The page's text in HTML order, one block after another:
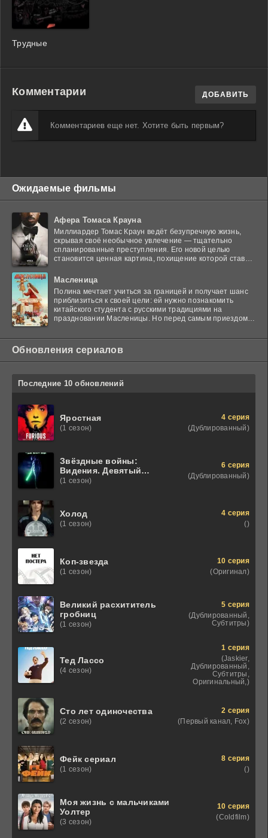
Трудные
Комментарии ДОБАВИТЬ
Комментариев еще нет. Хотите быть первым?
Ожидаемые фильмы
Афера Томаса Крауна
Миллиардер Томас Краун ведёт безупречную жизнь,
скрывая своё необычное увлечение — тщательно
спланированные преступления. Его новой целью
становится ценная картина, похищение которой ставит
Масленица
Полина мечтает учиться за границей и получает шанс
приблизиться к своей цели: ей нужно познакомить
китайского студента с русскими традициями на
праздновании Масленицы. Но перед самым приездом
Обновления сериалов
Последние 10 обновлений
Яростная
(1 сезон)
4 серия
(Дублированный)
Звёздные войны:
Видения. Девятый
джедай
(1 сезон)
6 серия
(Дублированный)
Холод
(1 сезон)
4 серия
()
Коп-звезда
(1 сезон)
10 серия
(Оригинал)
Великий расхититель
гробниц
(1 сезон)
5 серия
(Дублированный,
Субтитры)
Тед Лассо
(4 сезон)
1 серия
(Jaskier,
Дублированный,
Субтитры,
Оригинальный,)
Сто лет одиночества
(2 сезон)
2 серия
(Первый канал, Fox)
Фейк сериал
(1 сезон)
8 серия
()
Моя жизнь с мальчиками
Уолтер
(3 сезон)
10 серия
(Coldfilm)